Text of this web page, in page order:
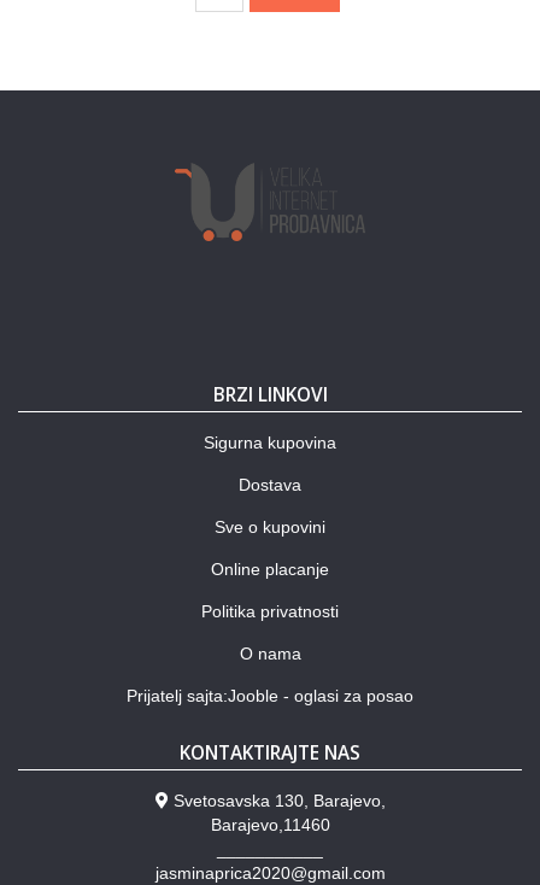
BRZI LINKOVI
Sigurna kupovina
Dostava
Sve o kupovini
Online placanje
Politika privatnosti
O nama
Prijatelj sajta:Jooble - oglasi za posao
KONTAKTIRAJTE NAS
Svetosavska 130, Barajevo,
Barajevo,11460
jasminaprica2020@gmail.com